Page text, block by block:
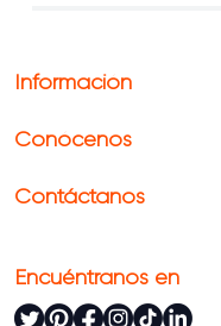
Información
Conócenos
Contáctanos
Encuéntranos en